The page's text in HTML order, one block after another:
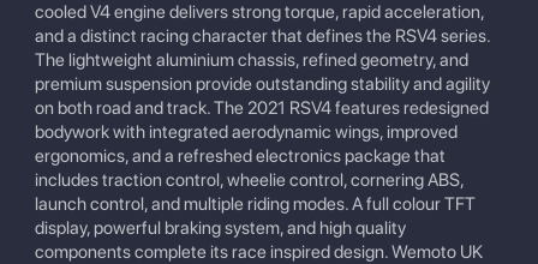
cooled V4 engine delivers strong torque, rapid acceleration,
and a distinct racing character that defines the RSV4 series.
The lightweight aluminium chassis, refined geometry, and
premium suspension provide outstanding stability and agility
on both road and track. The 2021 RSV4 features redesigned
bodywork with integrated aerodynamic wings, improved
ergonomics, and a refreshed electronics package that
includes traction control, wheelie control, cornering ABS,
launch control, and multiple riding modes. A full colour TFT
display, powerful braking system, and high quality
components complete its race inspired design. Wemoto UK